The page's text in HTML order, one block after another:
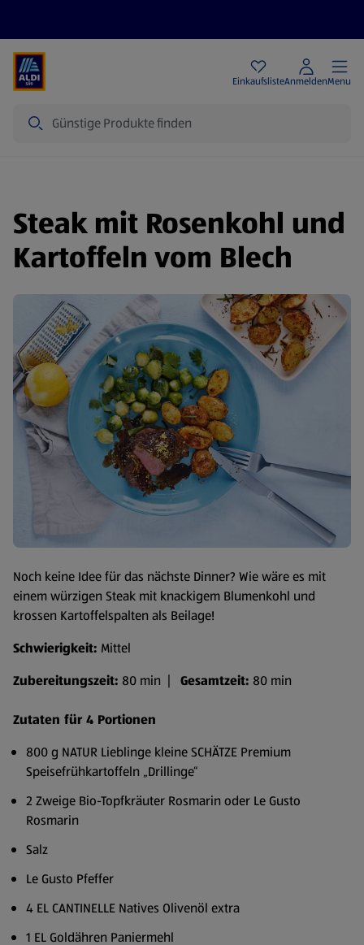
EinkaufslisteAnmeldenMenu
Steak mit Rosenkohl und
Kartoffeln vom Blech
Noch keine Idee für das nächste Dinner? Wie wäre es mit
einem würzigen Steak mit knackigem Blumenkohl und
krossen Kartoffelspalten als Beilage!
Schwierigkeit: Mittel
Zubereitungszeit: 80 min | Gesamtzeit: 80 min
Zutaten für 4 Portionen
800 g NATUR Lieblinge kleine SCHÄTZE Premium
Speisefrühkartoffeln „Drillinge“
2 Zweige Bio-Topfkräuter Rosmarin oder Le Gusto
Rosmarin
Salz
Le Gusto Pfeffer
4 EL CANTINELLE Natives Olivenöl extra
1 EL Goldähren Paniermehl